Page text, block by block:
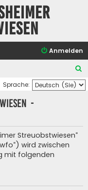
Anmelden
u
c
Sprache:
-
Streuobstwiesen“
wird zwischen
mit folgenden